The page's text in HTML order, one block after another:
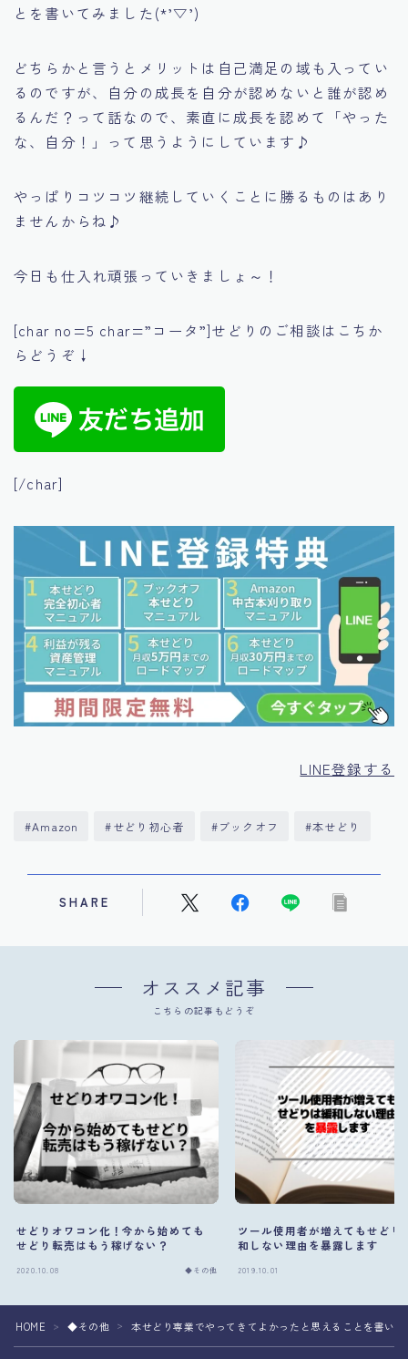
とを書いてみました(*’▽’)
どちらかと言うとメリットは自己満足の域も入ってい
るのですが、自分の成長を自分が認めないと誰が認め
るんだ？って話なので、素直に成長を認めて
「やった
な、自分！」
って思うようにしています♪
やっぱりコツコツ継続していくことに勝るものはあり
ませんからね♪
今日も仕入れ頑張っていきましょ～！
[char no=5 char=”コータ”]せどりのご相談はこちか
らどうぞ↓
[/char]
LINE登録する
#Amazon #せどり初心者 #ブックオフ #本せどり
SHARE
オススメ記事
こちらの記事もどうぞ
せどりオワコン化！今から始めても
せどり転売はもう稼げない？
2020.10.08 ◆その他
ツール使用者が増えてもせどり
和しない理由を暴露します
2019.10.01
HOME ＞ ◆その他 ＞ 本せどり専業でやってきてよかったと思えることを書い